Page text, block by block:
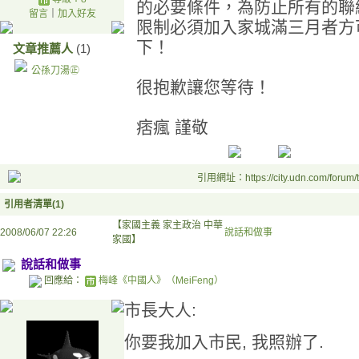
留言｜ 加入好友
文章推薦人 (1)
公孫刀湯㊣
的必要條件，為防止所有的
限制必須加入家城滿三月者
下！
很抱歉讓您等待！
痞瘋 謹敬
引用網址：https://city.udn.com/
引用者清單(1)
2008/06/07 22:26
【家國主義 家主政治 中華
家國】
說話和做事
說話和做事
回應給： 梅峰《中國人》（MeiFeng）
市長大人:
你要我加入市民, 我照辦了.